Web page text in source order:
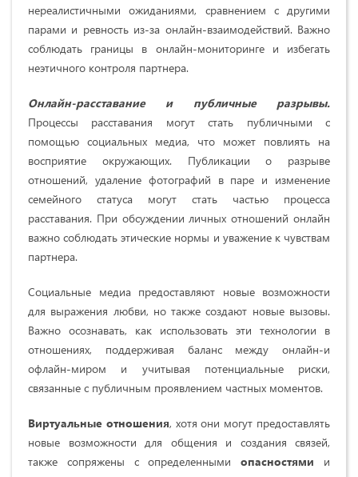
нереалистичными ожиданиями, сравнением с другими
парами и ревность из-за онлайн-взаимодействий. Важно
соблюдать границы в онлайн-мониторинге и избегать
неэтичного контроля партнера.
Онлайн-расставание и публичные разрывы.
Процессы расставания могут стать публичными с
помощью социальных медиа, что может повлиять на
восприятие окружающих. Публикации о разрыве
отношений, удаление фотографий в паре и изменение
семейного статуса могут стать частью процесса
расставания. При обсуждении личных отношений онлайн
важно соблюдать этические нормы и уважение к чувствам
партнера.
Социальные медиа предоставляют новые возможности
для выражения любви, но также создают новые вызовы.
Важно осознавать, как использовать эти технологии в
отношениях, поддерживая баланс между онлайн-и
офлайн-миром и учитывая потенциальные риски,
связанные с публичным проявлением частных моментов.
Виртуальные отношения, хотя они могут предоставлять
новые возможности для общения и создания связей,
также сопряжены с определеннымиопасностями и